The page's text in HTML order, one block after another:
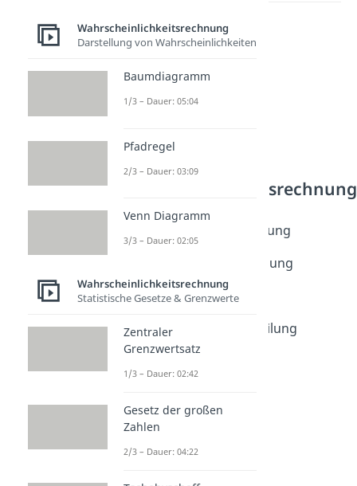
Weitere Inhalte:
Wahrscheinlichkeitsrechnung
Verteilung
Wahrscheinlichkeitsrechnung
Dauer: 04:47
Wahrscheinlichkeitsverteilung
Dauer: 05:32
Bernoulliverteilung
Hypergeometrische Verteilung
Dauer: 02:23
Dauer: 02:36
Dauer: 01:54
Diskrete Gleichverteilung
Wahrscheinlichkeitsrechnung
Darstellung von Wahrscheinlichkeiten
Baumdiagramm
1/3 – Dauer: 05:04
Pfadregel
2/3 – Dauer: 03:09
Venn Diagramm
3/3 – Dauer: 02:05
Wahrscheinlichkeitsrechnung
Statistische Gesetze & Grenzwerte
Zentraler
Grenzwertsatz
1/3 – Dauer: 02:42
Gesetz der großen
Zahlen
2/3 – Dauer: 04:22